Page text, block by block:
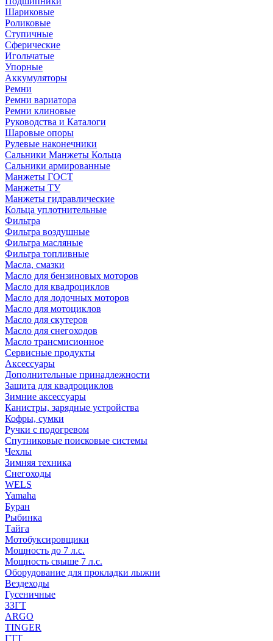
Шариковые
Роликовые
Ступичные
Сферические
Игольчатые
Упорные
Аккумуляторы
Ремни
Ремни вариатора
Ремни клиновые
Руководства и Каталоги
Шаровые опоры
Рулевые наконечники
Сальники Манжеты Кольца
Сальники армированные
Манжеты ГОСТ
Манжеты ТУ
Манжеты гидравлические
Кольца уплотнительные
Фильтра
Фильтра воздушные
Фильтра масляные
Фильтра топливные
Масла, смазки
Масло для бензиновых моторов
Масло для квадроциклов
Масло для лодочных моторов
Масло для мотоциклов
Масло для скутеров
Масло для снегоходов
Масло трансмисионное
Сервисные продукты
Аксессуары
Дополнительные принадлежности
Защита для квадроциклов
Зимние аксессуары
Канистры, зарядные устройства
Кофры, сумки
Ручки с подогревом
Спутниковые поисковые системы
Чехлы
Зимняя техника
Снегоходы
WELS
Yamaha
Буран
Рыбинка
Тайга
Мотобуксировщики
Мощность до 7 л.с.
Мощность свыше 7 л.с.
Оборудование для прокладки лыжни
Вездеходы
Гусеничные
ЗЗГТ
ARGO
TINGER
ГТТ